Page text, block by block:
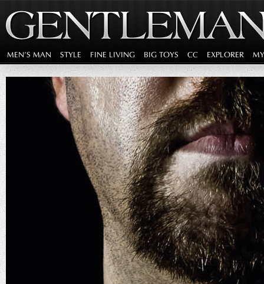
MEN'S MAN STYLE FINE LIVING BIG TOYS CC EXPLORER